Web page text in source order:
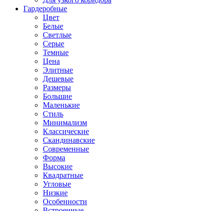
Гардеробные
Цвет
Белые
Светлые
Серые
Темные
Цена
Элитные
Дешевые
Размеры
Большие
Маленькие
Стиль
Минимализм
Классические
Скандинавские
Современные
Форма
Высокие
Квадратные
Угловые
Низкие
Особенности